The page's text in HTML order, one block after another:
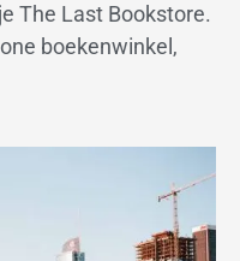
The Last Bookstore.
boekenwinkel,